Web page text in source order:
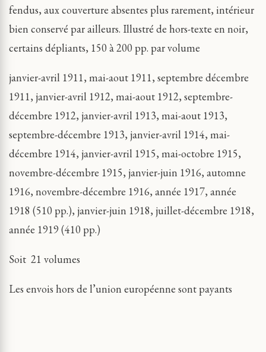
fendus, aux couverture absentes plus rarement, intérieur
bien conservé par ailleurs. Illustré de hors-texte en noir,
certains dépliants, 150 à 200 pp. par volume
janvier-avril 1911, mai-aout 1911, septembre décembre
1911, janvier-avril 1912, mai-aout 1912, septembre-
décembre 1912, janvier-avril 1913, mai-aout 1913,
septembre-décembre 1913, janvier-avril 1914, mai-
décembre 1914, janvier-avril 1915, mai-octobre 1915,
novembre-décembre 1915, janvier-juin 1916, automne
1916, novembre-décembre 1916, année 1917, année
1918 (510 pp.), janvier-juin 1918, juillet-décembre 1918,
année 1919 (410 pp.)
Soit 21 volumes
Les envois hors de l’union européenne sont payants